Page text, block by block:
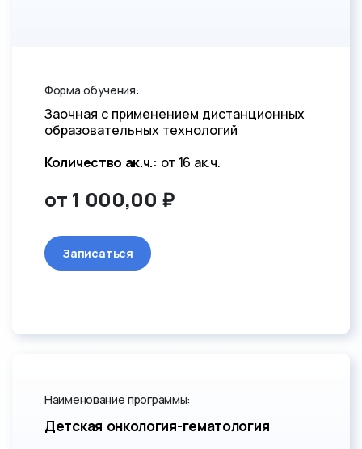
Форма обучения:
Заочная с применением дистанционных
образовательных технологий
Количество ак.ч.: от 16 ак.ч.
от 1 000,00 ₽
Записаться
Наименование программы:
Детская онкология-гематология